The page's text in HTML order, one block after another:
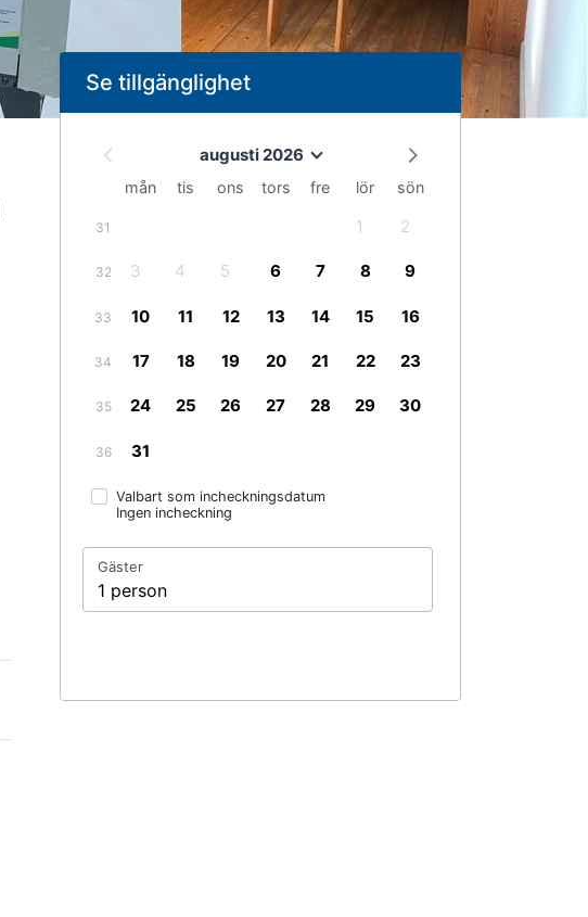
Se tillgänglighet
augusti 2026
mån tis ons tors fre lör sön
31 1 2
32 3 4 5 6 7 8 9
33 10 11 12 13 14 15 16
34 17 18 19 20 21 22 23
35 24 25 26 27 28 29 30
36 31
Valbart som incheckningsdatum
Ingen incheckning
Gäster
1 person